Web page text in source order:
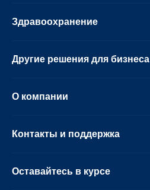
Здравоохранение
Другие решения для бизнеса
О компании
Контакты и поддержка
Оставайтесь в курсе